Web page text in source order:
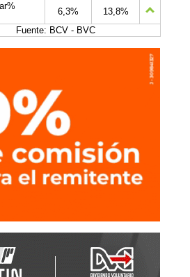
6,3%
13,8%
Fuente: BCV - BVC